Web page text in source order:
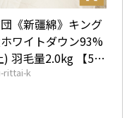
《新疆綿》キング
ワイトダウン93%
毛量2.0kg 【5つ
ールド取得】【グ
ーク取得】
rittai-k